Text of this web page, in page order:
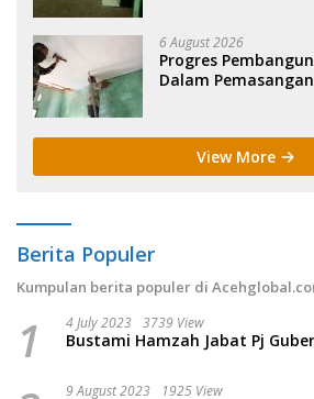
6 August 2026
Progres
Dalam
View More
Berita Populer
Kumpulan berita populer di
1 4 July 2023 3739 View
Bustami Hamzah Jabat Pj
9 August 2023 1925 View